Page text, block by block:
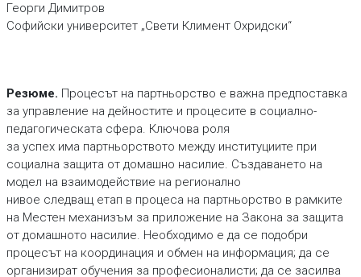
Георги Димитров
Софийски университет „Свети Климент Охридски“
Pезюме. Процесът на партньорство е важна предпоставка
за управление на дейностите и процесите в социално-
педагогическата сфера. Ключова роля
за успех има партньорството между институциите при
социална защита от домашно насилие. Създаването на
модел на взаимодействие на регионално
нивое следващ етап в процеса на партньорство в рамките
на Местен механизъм за приложение на Закона за защита
от домашното насилие. Необходимо е да се подобри
процесът на координация и обмен на информация; да се
организират обучения за професионалисти; да се засилва